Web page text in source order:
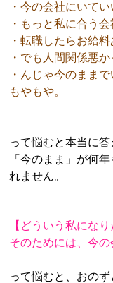
・今の会社にいて
・もっと私に合う
・転職したらお給
・でも人間関係悪か
・んじゃ今のまま
もやもや。
って悩むと本当に答
「今のまま」が何
れません。
【どういう私になり
そのためには、今の
って悩むと、おの